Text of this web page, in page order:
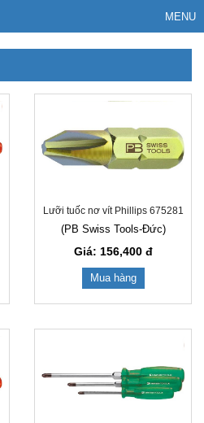
MENU
Lưỡi tuốc nơ vít Phillips 675281
(PB Swiss Tools-Đức)
Giá: 156,400đ
Mua hàng